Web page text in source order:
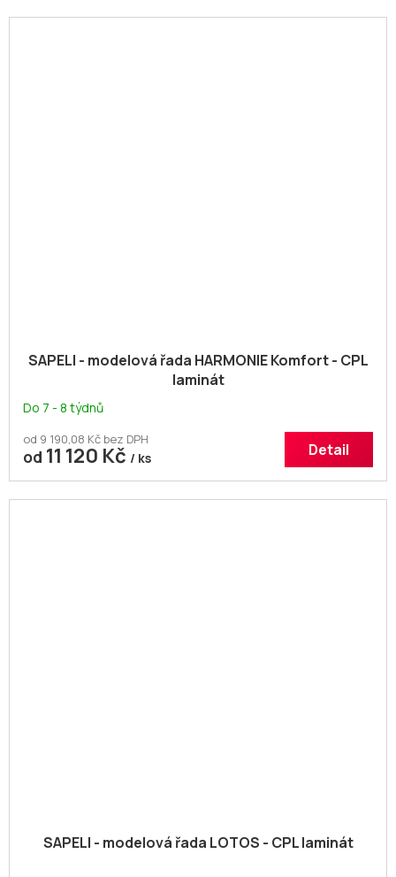
SAPELI - modelová řada HARMONIE Komfort - CPL
laminát
Do 7 - 8 týdnů
od 9 190,08 Kč bez DPH
od 11 120 Kč / ks Detail
SAPELI - modelová řada LOTOS - CPL laminát